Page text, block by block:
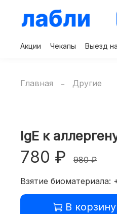
Акции Чекапы Выезд
Главная Другие
IgE к
780 ₽ 980 ₽
Взятие биоматериала:
В корзину